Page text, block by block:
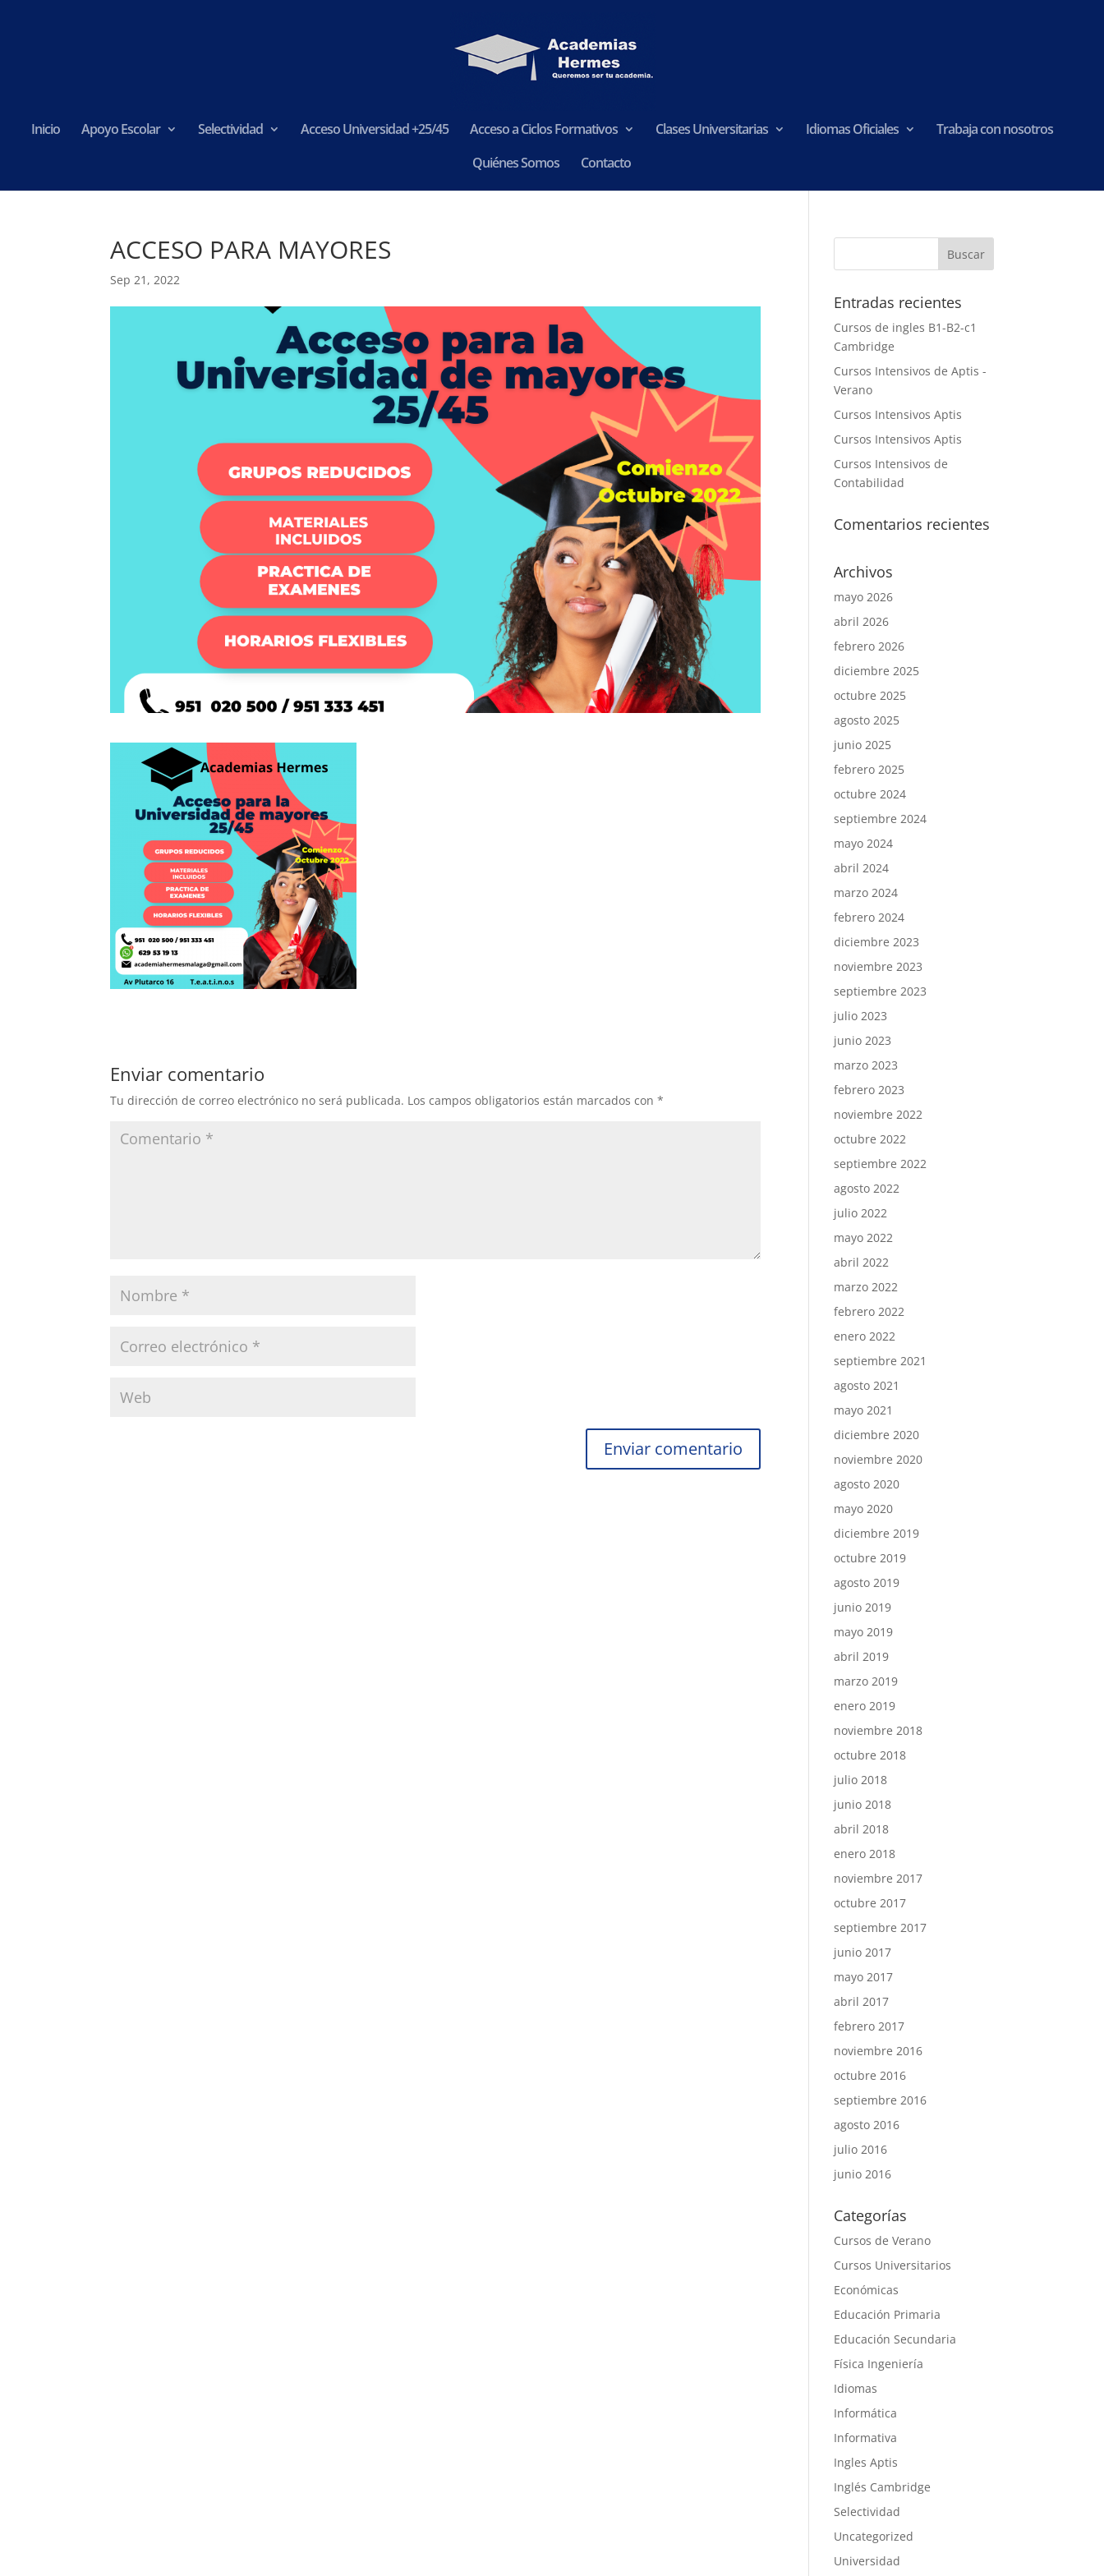
Inicio Apoyo Escolar Selectividad Acceso Universidad +25/45 Acceso a Ciclos Formativos Clases Universitarias Idiomas Oficiales
Trabaja con nosotros
Quiénes Somos
Contacto
ACCESO PARA MAYORES
Sep 21, 2022
Enviar comentario
Tu dirección de correo electrónico no será publicada. Los campos obligatorios están marcados con*
Entradas recientes
Cursos de ingles B1-B2-c1
Cambridge
Cursos Intensivos de Aptis -
Verano
Cursos Intensivos Aptis
Cursos Intensivos Aptis
Cursos Intensivos de
Contabilidad
Comentarios recientes
Archivos
mayo 2026
abril 2026
febrero 2026
diciembre 2025
octubre 2025
agosto 2025
junio 2025
febrero 2025
octubre 2024
septiembre 2024
mayo 2024
abril 2024
marzo 2024
febrero 2024
diciembre 2023
noviembre 2023
septiembre 2023
julio 2023
junio 2023
marzo 2023
febrero 2023
noviembre 2022
octubre 2022
septiembre 2022
agosto 2022
julio 2022
mayo 2022
abril 2022
marzo 2022
febrero 2022
enero 2022
septiembre 2021
agosto 2021
mayo 2021
diciembre 2020
noviembre 2020
agosto 2020
mayo 2020
diciembre 2019
octubre 2019
agosto 2019
junio 2019
mayo 2019
abril 2019
marzo 2019
enero 2019
noviembre 2018
octubre 2018
julio 2018
junio 2018
abril 2018
enero 2018
noviembre 2017
octubre 2017
septiembre 2017
junio 2017
mayo 2017
abril 2017
febrero 2017
noviembre 2016
octubre 2016
septiembre 2016
agosto 2016
julio 2016
junio 2016
Categorías
Cursos de Verano
Cursos Universitarios
Económicas
Educación Primaria
Educación Secundaria
Física Ingeniería
Idiomas
Informática
Informativa
Ingles Aptis
Inglés Cambridge
Selectividad
Uncategorized
Universidad